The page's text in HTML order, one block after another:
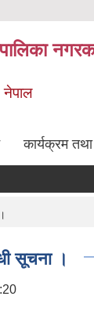
कार्यक्रम
सूचना ।